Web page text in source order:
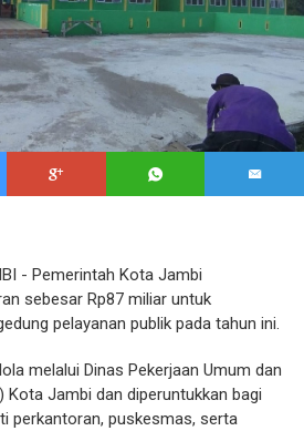
- Pemerintah Kota Jambi
sebesar Rp87 miliar untuk
pelayanan publik pada tahun ini.
melalui Dinas Pekerjaan Umum dan
Kota Jambi dan diperuntukkan bagi
perkantoran, puskesmas, serta